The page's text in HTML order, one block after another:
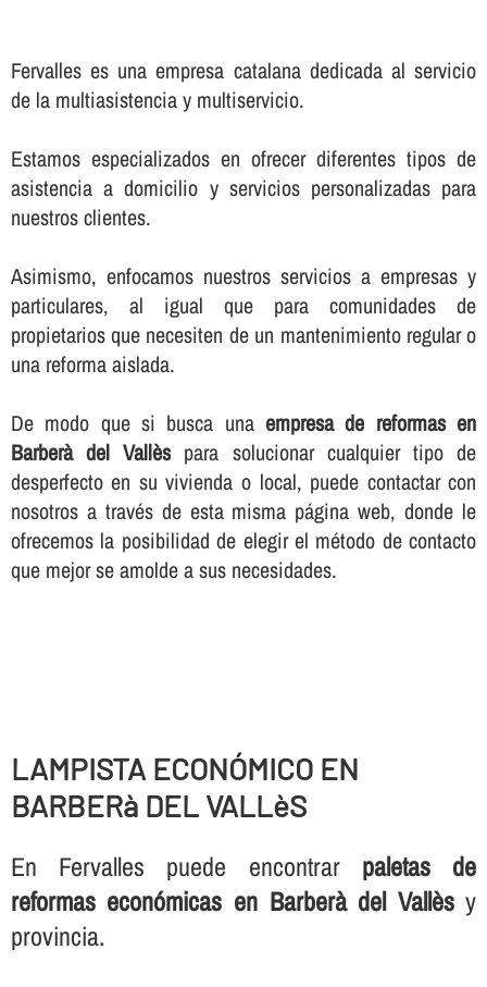
Fervalles es una empresa catalana dedicada al servicio
de la multiasistencia y multiservicio.
Estamos especializados en ofrecer diferentes tipos de
asistencia a domicilio y servicios personalizadas para
nuestros clientes.
Asimismo, enfocamos nuestros servicios a empresas y
particulares, al igual que para comunidades de
propietarios que necesiten de un mantenimiento regular o
una reforma aislada.
De modo que si busca unaempresa de reformas en
Barberà del Vallèspara solucionar cualquier tipo de
desperfecto en su vivienda o local, puede contactar con
nosotros a través de esta misma página web, donde le
ofrecemos la posibilidad de elegir el método de contacto
que mejor se amolde a sus necesidades.
LAMPISTA ECONÓMICO EN
BARBERà DEL VALLèS
En Fervalles puede encontrar paletas de
reformas económicas en Barberà del Vallèsy
provincia.